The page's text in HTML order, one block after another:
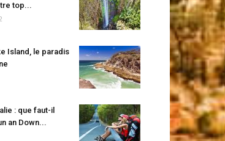
top...
Island, le paradis
: que faut-il
an Down...